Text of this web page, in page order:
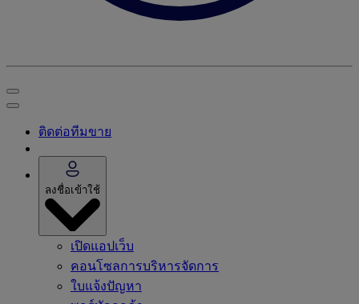
ติดต่อทีมขาย
ลงชื่อเข้าใช้
เปิดแอปเว็บ
คอนโซลการบริหารจัดการ
ใบแจ้งปัญหา